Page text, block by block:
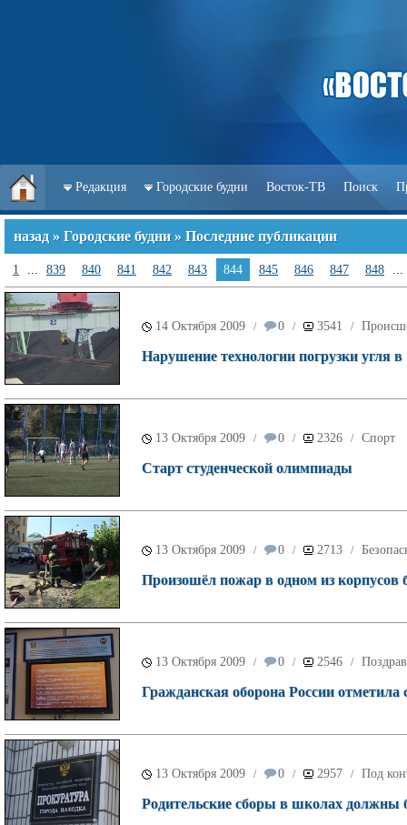
Редакция Городские будни Восток-ТВ Поиск
назад » Городские будни » Последние публикации
1 ... 839 840 841 842 843 844 845 846 847 848 ...
14 Октября 2009 / 0 / 3541 /
Нарушение технологии погрузки угля
13 Октября 2009 / 0 / 2326 / Спорт
Старт студенческой олимпиады
13 Октября 2009 / 0 / 2713 /
Произошёл пожар в одном из
13 Октября 2009 / 0 / 2546 /
Гражданская оборона России отметила
13 Октября 2009 / 0 / 2957 / Под
Родительские сборы в школах должны